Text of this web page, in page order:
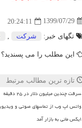
1399/07/29
20:24:11
تگهای خبر: شركت
این مطلب را می پسندید؟
تازه ترین مطالب مرتبط
سرقت چندین میلیون دلار در ۲۵ دقیقه
واتس اپ وب از تماسهای صوتی و
ایکس مانی به بازار آمد